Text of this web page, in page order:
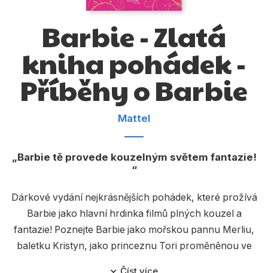
Dárkové publikace
Dárkové zboží
Hobby
Jazyky
Křížovky
Počítače
Poezie
Populárně - naučná pro dospělé
Barbie - Zlatá
kniha pohádek -
Příběhy o Barbie
Mattel
Barbie tě provede kouzelným světem fantazie!
Dárkové vydání nejkrásnějších pohádek, které prožívá
Barbie jako hlavní hrdinka filmů plných kouzel a
fantazie! Poznejte Barbie jako mořskou pannu Merliu,
baletku Kristyn, jako princeznu Tori proměněnou ve
Číst více